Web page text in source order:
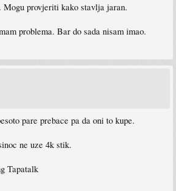
provjeriti kako stavlja jaran.
problema. Bar do sada nisam imao.
pare prebace pa da oni to kupe.
ne uze 4k stik.
Tapatalk